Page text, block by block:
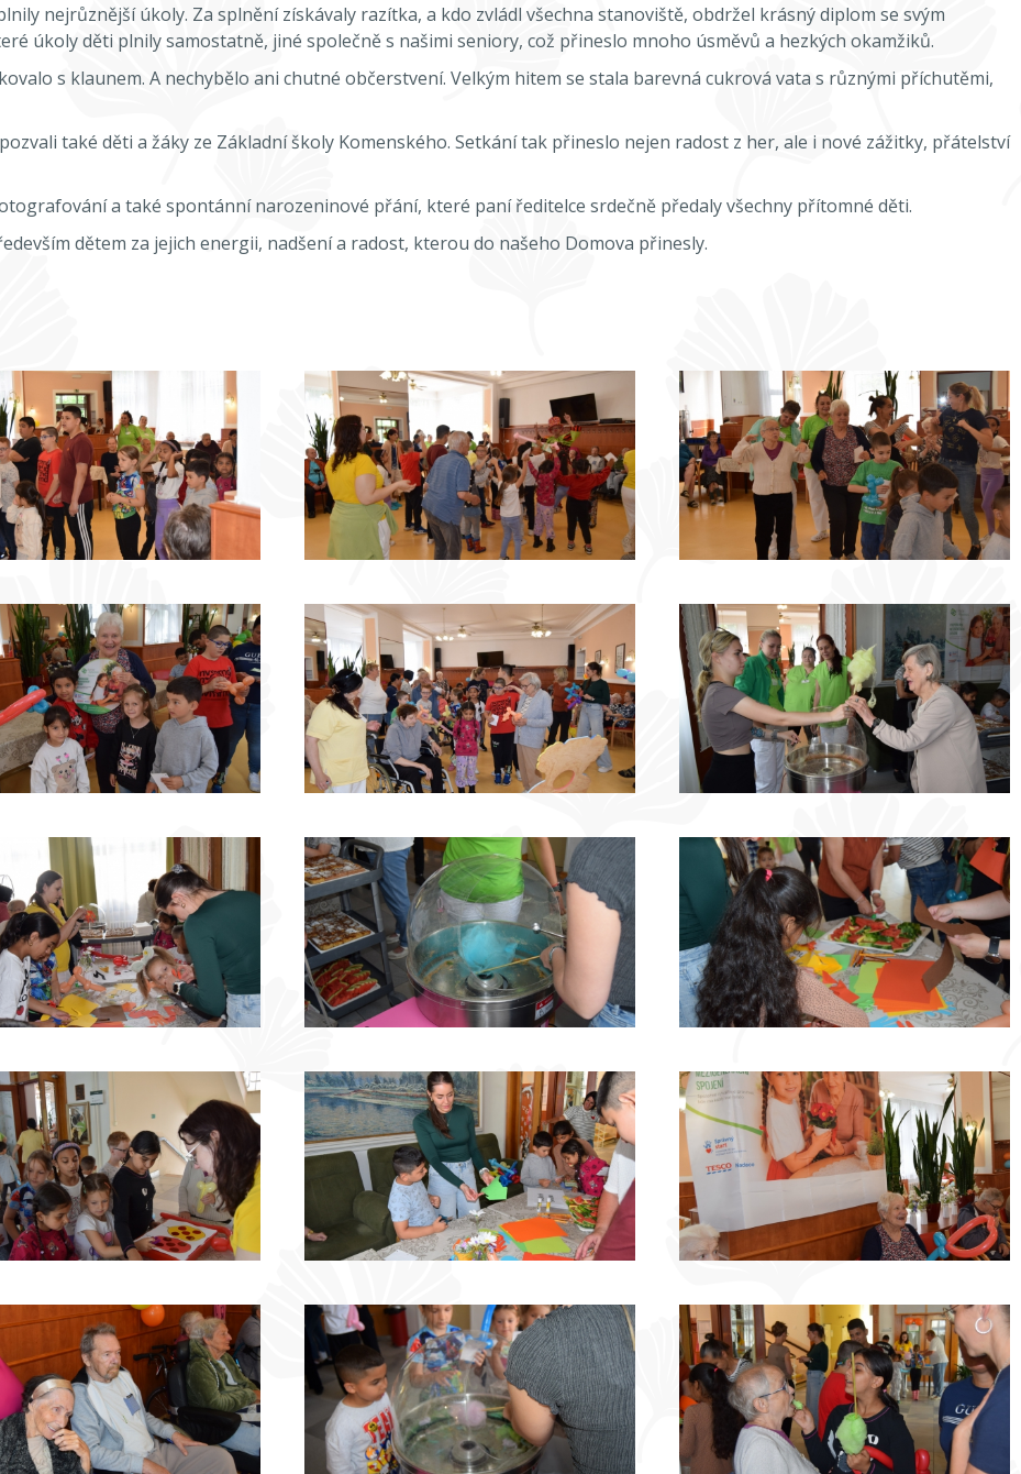
nejrůznější úkoly. Za splnění získávaly razítka, a kdo zvládl všechna stanoviště, obdržel krásný diplom se svým
úkoly děti plnily samostatně, jiné společně s našimi seniory, což přineslo mnoho úsměvů a hezkých okamžiků.
s klaunem. A nechybělo ani chutné občerstvení. Velkým hitem se stala barevná cukrová vata s různými příchutěmi,
také děti a žáky ze Základní školy Komenského. Setkání tak přineslo nejen radost z her, ale i nové zážitky, přátelství
a také spontánní narozeninové přání, které paní ředitelce srdečně předaly všechny přítomné děti.
dětem za jejich energii, nadšení a radost, kterou do našeho Domova přinesly.